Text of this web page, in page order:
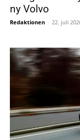
ny Volvo
Redaktionen - 22. juli